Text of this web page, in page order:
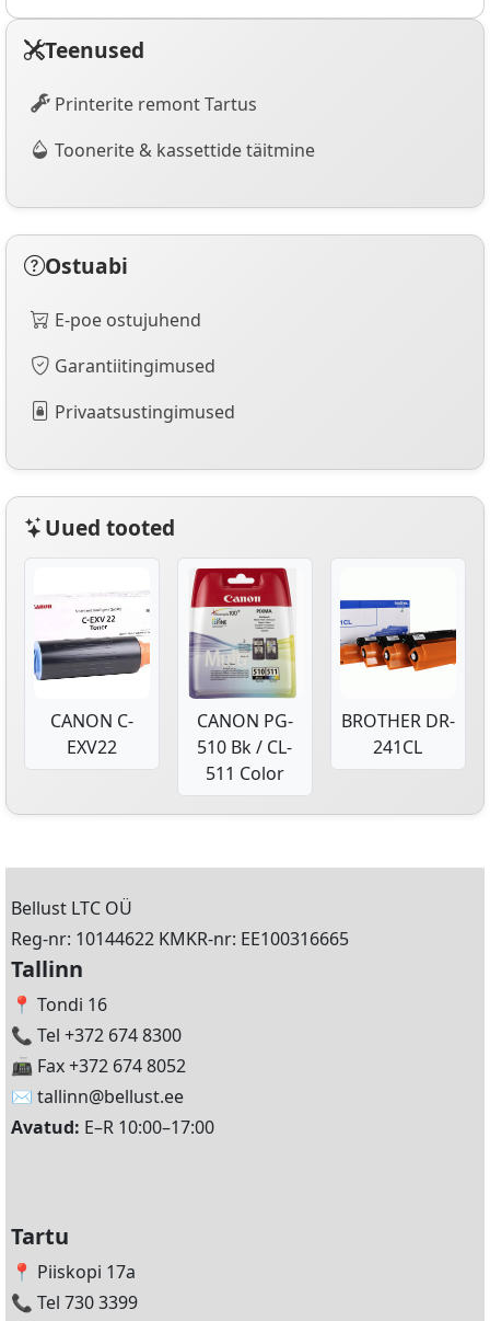
Teenused
Printerite remont Tartus
Toonerite & kassettide täitmine
Ostuabi
E-poe ostujuhend
Garantiitingimused
Privaatsustingimused
Uued tooted
CANON C-
EXV22
CANON PG-
510 Bk / CL-
511 Color
BROTHER DR-
241CL
Bellust LTC OÜ
Reg-nr: 10144622 KMKR-nr: EE100316665
Tallinn
📍 Tondi 16
📞 Tel +372 674 8300
📠 Fax +372 674 8052
✉️ tallinn@bellust.ee
Avatud: E–R 10:00–17:00
Tartu
📍 Piiskopi 17a
📞 Tel 730 3399